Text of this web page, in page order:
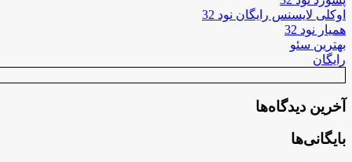
اوکلی لایسنس رایگان نود 32
همیار نود 32
بهترین سئو
رایگان
آخرین دیدگاه‌ها
بایگانی‌ها